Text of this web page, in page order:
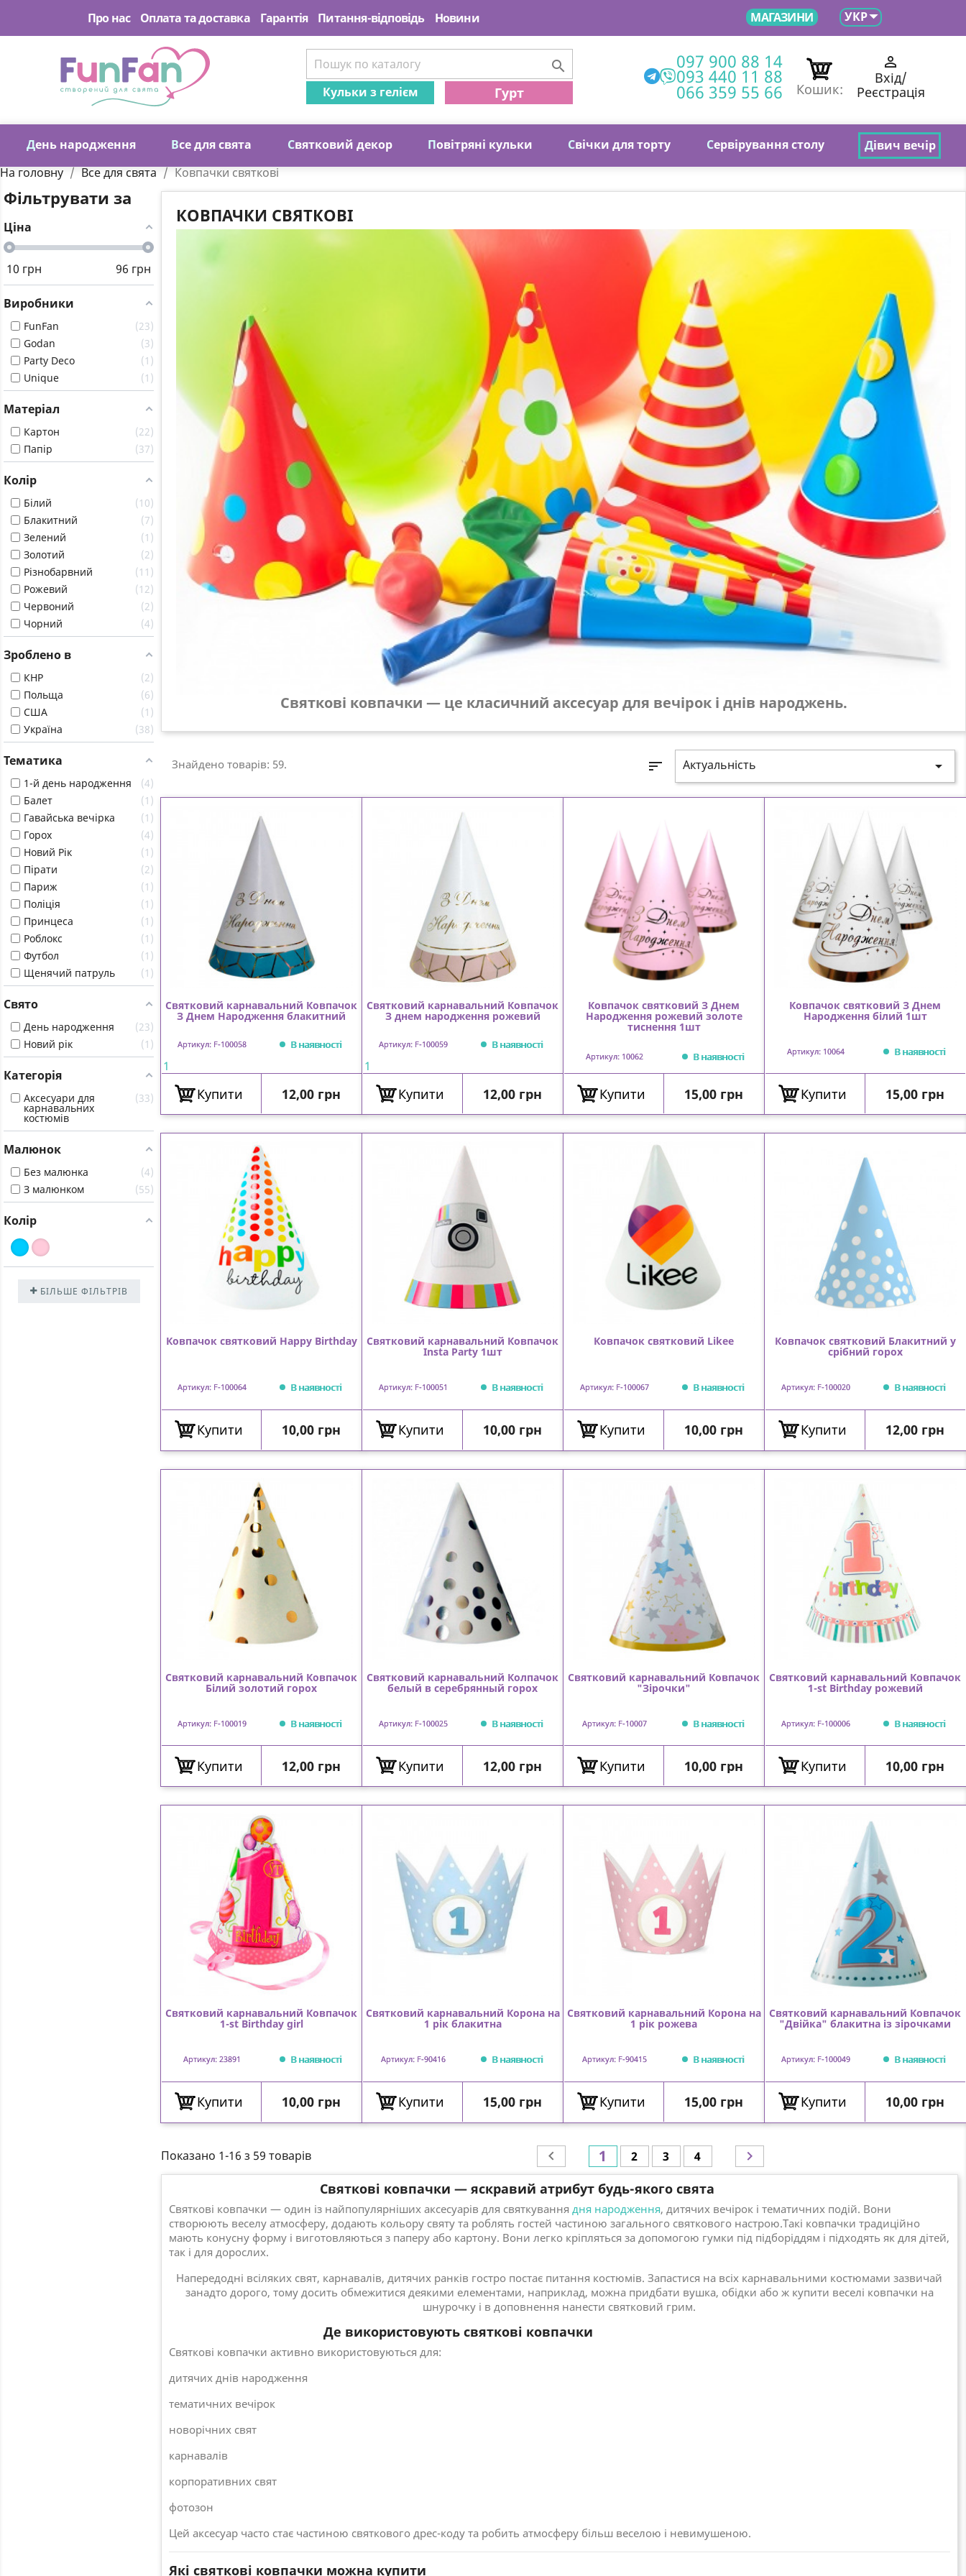
Про нас Оплата та доставка Гарантія Питання-відповідь Новини МАГАЗИНИ УКР
День народження Все для свята Святковий декор Повітряні кульки Свічки для торту Сервірування столу Дівич вечір

Кульки з гелієм Гурт
097 900 88 14
093 440 11 88
066 359 55 66 Кошик:

Вхід/
Реєстрація
На головну Все для свята Ковпачки святкові
Фільтрувати за
Ціна
10 грн 96 грн
Виробники
FunFan
23
Godan
3
Party Deco
1
Unique
1
Матеріал
Картон
22
Папір
37
Колір
Білий
10
Блакитний
7
Зелений
1
Золотий
2
Різнобарвний
11
Рожевий
12
Червоний
2
Чорний
4
Зроблено в
КНР
2
Польща
6
США
1
Україна
38
Тематика
1-й день народження
4
Балет
1
Гавайська вечірка
1
Горох
4
Новий Рік
1
Пірати
2
Париж
1
Поліція
1
Принцеса
1
Роблокс
1
Футбол
1
Щенячий патруль
1
Свято
День народження
23
Новий рік
1
Категорія
Аксесуари для
карнавальних
костюмів
33
Малюнок
Без малюнка
4
З малюнком
55
Колір
БІЛЬШЕ ФІЛЬТРІВ
КОВПАЧКИ СВЯТКОВІ
Святкові ковпачки — це класичний аксесуар для вечірок і днів народжень.
Знайдено товарів: 59. sort Актуальність 
Святковий карнавальний Ковпачок
З Днем Народження блакитний
Артикул: F-100058 В наявності
1
Купити Ціна
12,00 грн
Святковий карнавальний Ковпачок
З днем народження рожевий
Артикул: F-100059 В наявності
1
Купити Ціна
12,00 грн
Ковпачок святковий З Днем
Народження рожевий золоте
тиснення 1шт
Артикул: 10062 В наявності
Купити Ціна
15,00 грн
Ковпачок святковий З Днем
Народження білий 1шт
Артикул: 10064 В наявності
Купити Ціна
15,00 грн
Ковпачок святковий Happy Birthday
Артикул: F-100064 В наявності
Купити Ціна
10,00 грн
Святковий карнавальний Ковпачок
Insta Party 1шт
Артикул: F-100051 В наявності
Купити Ціна
10,00 грн
Ковпачок святковий Likee
Артикул: F-100067 В наявності
Купити Ціна
10,00 грн
Ковпачок святковий Блакитний у
срібний горох
Артикул: F-100020 В наявності
Купити Ціна
12,00 грн
Святковий карнавальний Ковпачок
Білий золотий горох
Артикул: F-100019 В наявності
Купити Ціна
12,00 грн
Святковий карнавальний Колпачок
белый в серебрянный горох
Артикул: F-100025 В наявності
Купити Ціна
12,00 грн
Святковий карнавальний Ковпачок
"Зірочки"
Артикул: F-10007 В наявності
Купити Ціна
10,00 грн
Святковий карнавальний Ковпачок
1-st Birthday рожевий
Артикул: F-100006 В наявності
Купити Ціна
10,00 грн
Святковий карнавальний Ковпачок
1-st Birthday girl
Артикул: 23891 В наявності
Купити Ціна
10,00 грн
Святковий карнавальний Корона на
1 рік блакитна
Артикул: F-90416 В наявності
Купити Ціна
15,00 грн
Святковий карнавальний Корона на
1 рік рожева
Артикул: F-90415 В наявності
Купити Ціна
15,00 грн
Святковий карнавальний Ковпачок
"Двійка" блакитна із зірочками
Артикул: F-100049 В наявності
Купити Ціна
10,00 грн
Показано 1-16 з 59 товарів  1 2 3 4

Святкові ковпачки — яскравий атрибут будь-якого свята
Святкові ковпачки — один із найпопулярніших аксесуарів для святкування дня народження, дитячих вечірок і тематичних подій. Вони
створюють веселу атмосферу, додають кольору святу та роблять гостей частиною загального святкового настрою.Такі ковпачки традиційно
мають конусну форму і виготовляються з паперу або картону. Вони легко кріпляться за допомогою гумки під підборіддям і підходять як для дітей,
так і для дорослих.
Напередодні всіляких свят, карнавалів, дитячих ранків гостро постає питання костюмів. Запастися на всіх карнавальними костюмами зазвичай
занадто дорого, тому досить обмежитися деякими елементами, наприклад, можна придбати вушка, обідки або ж купити веселі ковпачки на
шнурочку і в доповнення нанести святковий грим.
Де використовують святкові ковпачки
Святкові ковпачки активно використовуються для:
дитячих днів народження
тематичних вечірок
новорічних свят
карнавалів
корпоративних свят
фотозон
Цей аксесуар часто стає частиною святкового дрес-коду та робить атмосферу більш веселою і невимушеною.
Які святкові ковпачки можна купити